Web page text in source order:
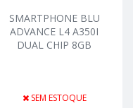
SMARTPHONE BLU
ADVANCE L4 A350I
DUAL CHIP 8GB
SEM ESTOQUE